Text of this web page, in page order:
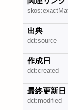
出典
dct:source
作成日
dct:created
最終更新日
dct:modified